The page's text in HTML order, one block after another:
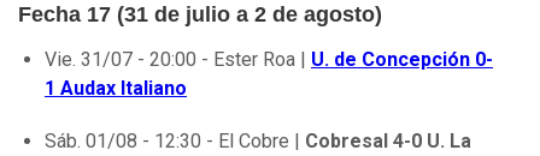
Fecha 17 (31 de julio a 2 de agosto)
Vie. 31/07 - 20:00 - Ester Roa | U. de Concepción 0-
1 Audax Italiano
Sáb. 01/08 - 12:30 - El Cobre | Cobresal 4-0 U. La